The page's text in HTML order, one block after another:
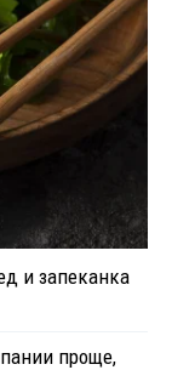
и запеканка
проще,